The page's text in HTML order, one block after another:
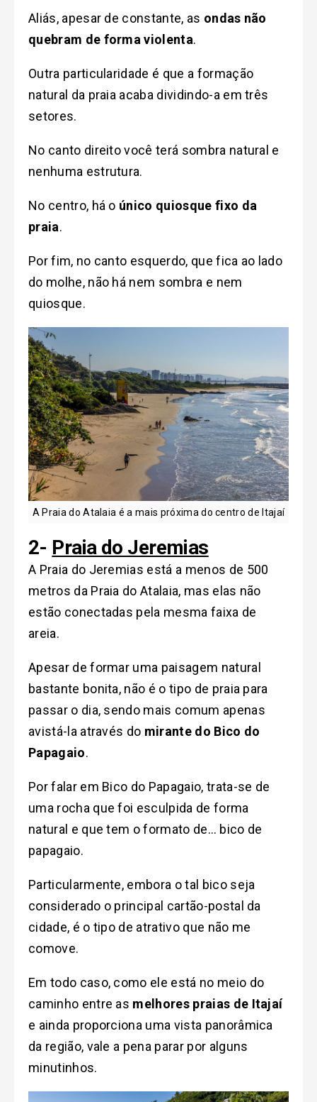
Aliás, apesar de constante, as ondas não
quebram de forma violenta.
Outra particularidade é que a formação
natural da praia acaba dividindo-a em três
setores.
No canto direito você terá sombra natural e
nenhuma estrutura.
No centro, há o único quiosque fixo da
praia.
Por fim, no canto esquerdo, que fica ao lado
do molhe, não há nem sombra e nem
quiosque.
A Praia do Atalaia é a mais próxima do centro de Itajaí
2- Praia do Jeremias
A Praia do Jeremias está a menos de 500
metros da Praia do Atalaia, mas elas não
estão conectadas pela mesma faixa de
areia.
Apesar de formar uma paisagem natural
bastante bonita, não é o tipo de praia para
passar o dia, sendo mais comum apenas
avistá-la através do mirante do Bico do
Papagaio.
Por falar em Bico do Papagaio, trata-se de
uma rocha que foi esculpida de forma
natural e que tem o formato de… bico de
papagaio.
Particularmente, embora o tal bico seja
considerado o principal cartão-postal da
cidade, é o tipo de atrativo que não me
comove.
Em todo caso, como ele está no meio do
caminho entre as melhores praias de Itajaí
e ainda proporciona uma vista panorâmica
da região, vale a pena parar por alguns
minutinhos.